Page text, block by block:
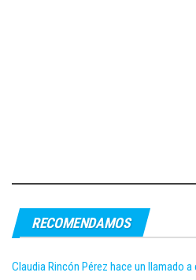
RECOMENDAMOS
Claudia Rincón Pérez hace un llamado